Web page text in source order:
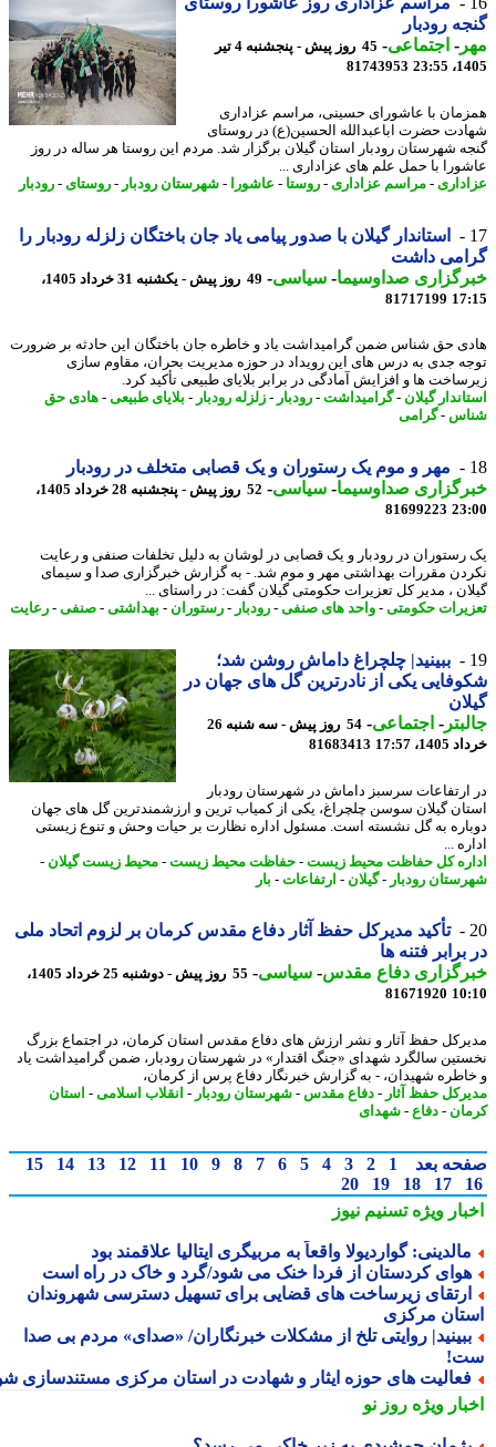
رودبار
-اجتماعی-
45 روز پیش - پنجشنبه 4 تیر
81743953
با عاشورای حسینی، مراسم عزاداری
حضرت اباعبدالله الحسین(ع) در روستای
شهرستان رودبار استان گیلان برگزار شد. مردم این روستا هر ساله در روز
با حمل علم های عزاداری ...
- مراسم عزاداری- روستا-عاشورا-شهرستان رودبار-روستای-رودبار
استاندار گیلان با صدور پیامی یاد جان باختگان زلزله رودبار را
داشت
صداوسیما-سیاسی-
49 روز پیش - یکشنبه 31 خرداد 1405،
81717199
حق شناس ضمن گرامیداشت یاد و خاطره جان باختگان این حادثه بر ضرورت
جدی به درس های این رویداد در حوزه مدیریت بحران، مقاوم سازی
ها و افزایش آمادگی در برابر بلایای طبیعی تأکید کرد.
گیلان-گرامیداشت -رودبار-زلزله رودبار-بلایای طبیعی-هادی حق
-گرامی
مهر و موم یک رستوران و یک قصابی متخلف در رودبار
صداوسیما-سیاسی-
52 روز پیش - پنجشنبه 28 خرداد 1405،
81699223
در رودبار و یک قصابی در لوشان به دلیل تخلفات صنفی و رعایت
مقررات بهداشتی مهر و موم شد. - به گزارش خبرگزاری صدا و سیمای
، مدیر کل تعزیرات حکومتی گیلان گفت: در راستای ...
حکومتی-واحد های صنفی-رودبار-رستوران- بهداشتی-صنفی-رعایت
ببینید| چلچراغ داماش روشن شد؛
یکی از نادرترین گل های جهان در
-اجتماعی-
54 روز پیش - سه شنبه 26
17:57
81683413
سرسبز داماش در شهرستان رودبار
گیلان سوسن چلچراغ، یکی از کمیاب ترین و ارزشمندترین گل های جهان
به گل نشسته است. مسئول اداره نظارت بر حیات وحش و تنوع زیستی
...
کل حفاظت محیط زیست-حفاظت محیط زیست-محیط زیست گیلان-
رودبار-گیلان-ارتفاعات-بار
تأکید مدیرکل حفظ آثار دفاع مقدس کرمان بر لزوم اتحاد ملی
فتنه ها
دفاع مقدس-سیاسی-
55 روز پیش - دوشنبه 25 خرداد 1405،
81671920
حفظ آثار و نشر ارزش های دفاع مقدس استان کرمان، در اجتماع بزرگ
سالگرد شهدای «جنگ اقتدار» در شهرستان رودبار، ضمن گرامیداشت یاد
شهیدان، - به گزارش خبرنگار دفاع پرس از کرمان،
حفظ آثار- دفاع مقدس-شهرستان رودبار-انقلاب اسلامی-استان
-دفاع -شهدای
بعد 1
2
3
4
5
6
7
8
9
10
11
12
13
14
15
17
18
19
20
ویژهتسنیم نیوز
گواردیولا واقعاً به مربیگری ایتالیا علاقمند بود
کردستان از فردا خنک می شود/گرد و خاک در راه است
زیرساخت های قضایی برای تسهیل دسترسی شهروندان
مرکزی
روایتی تلخ از مشکلات خبرنگاران/ «صدای» مردم بی صدا
های حوزه ایثار و شهادت در استان مرکزی مستندسازی شود
ویژهروز نو